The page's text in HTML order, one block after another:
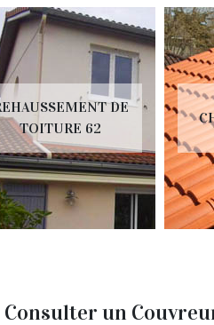
DE
TOITURE 62
Consulter un